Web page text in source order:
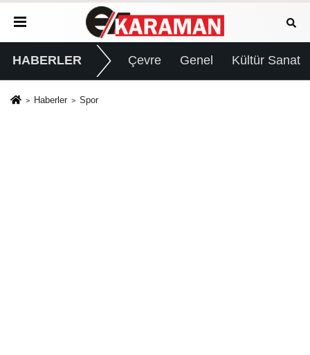
HABERLER Çevre Genel Kültür Sanat
Haberler Spor